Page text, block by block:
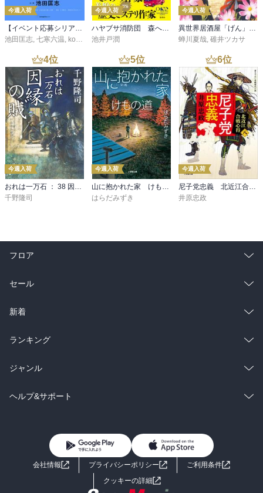
今週入荷
【イベント応募シリアルコード付】池田匡志出演・オーディオフォトブック「あの日」SPECIAL EDITION（音声／動画付）
池田匡志, 七寒六温, konoko58 ,村崎キコ
今週入荷
ハヤブサ消防団 森へつづく道
池井戸潤
今週入荷
異世界居酒屋「げん」三杯目
蝉川夏哉, 碓井ツカサ
4位
今週入荷
千野隆司
5位
今週入荷
はらだみずき
6位
今週入荷
井原忠政
フロア
総合
ラノベ
雑誌・グラビア
BL・TL
セール
総合
ラノベ
雑誌・グラビア
BL・TL
新着
総合
ラノベ
雑誌・グラビア
ランキング
総合
ラノベ
ジャンル
コミック
ライトノベル 男子向けラノベ
小説
ヘルプ&サポート
よくあるご質問 お問い合わせ
会社情報 プライバシーポリシー
ご利用条件
クッキーの詳細